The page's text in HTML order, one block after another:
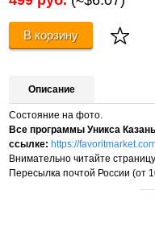
В корзину
Описание
Состояние на фото.
Все программы Уникса
ссылке: https://
Внимательно читайте
Пересылка почтой России (от